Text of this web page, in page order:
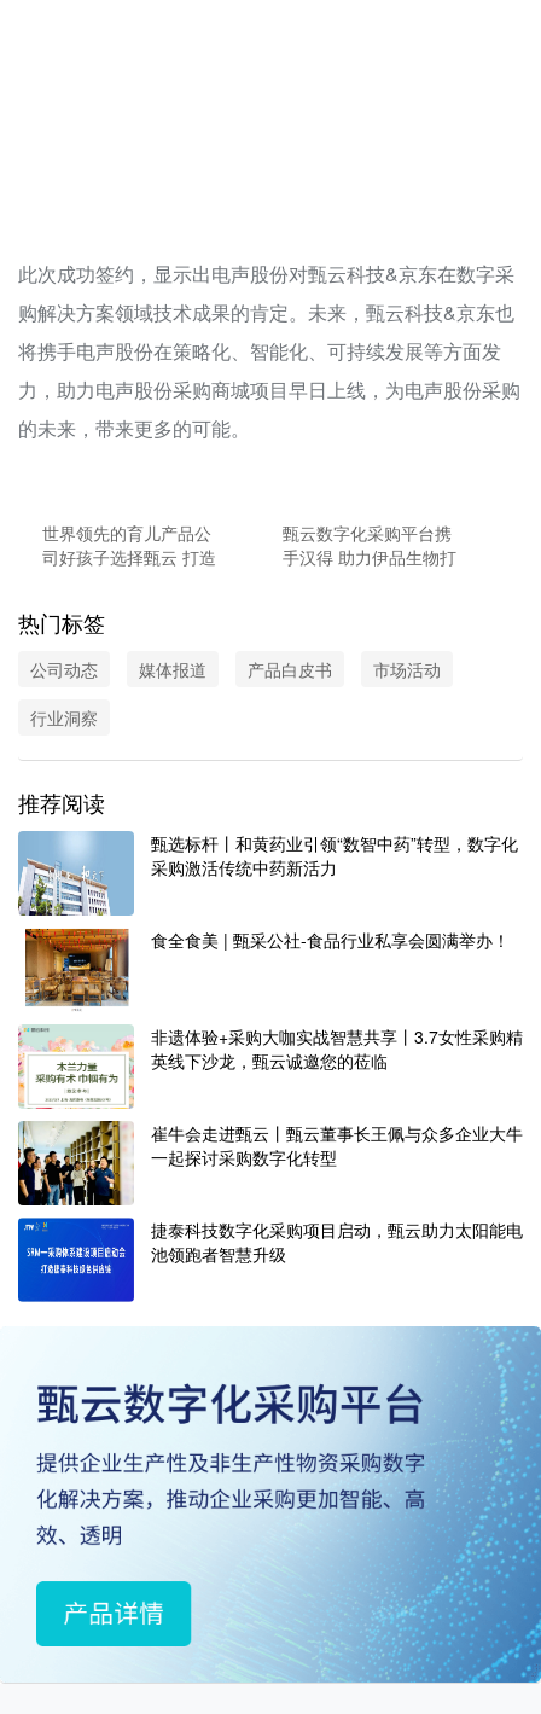
此次成功签约，显示出电声股份对甄云科技&京东在数字采
购解决方案领域技术成果的肯定。未来，甄云科技&京东也
将携手电声股份在策略化、智能化、可持续发展等方面发
力，助力电声股份采购商城项目早日上线，为电声股份采购
的未来，带来更多的可能。
世界领先的育儿产品公
司好孩子选择甄云 打造
甄云数字化采购平台携
手汉得 助力伊品生物打
热门标签
公司动态 媒体报道 产品白皮书
市场活动
行业洞察
推荐阅读
甄选标杆丨和黄药业引领“数智中药”转型，数字化
采购激活传统中药新活力
食全食美 | 甄采公社-食品行业私享会圆满举办！
非遗体验+采购大咖实战智慧共享丨3.7女性采购精
英线下沙龙，甄云诚邀您的莅临
崔牛会走进甄云丨甄云董事长王佩与众多企业大牛
一起探讨采购数字化转型
捷泰科技数字化采购项目启动，甄云助力太阳能电
池领跑者智慧升级